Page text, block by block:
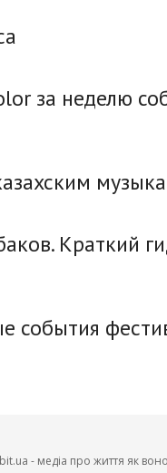
за неделю
Краткий
события
bit.ua - медіа про життя як